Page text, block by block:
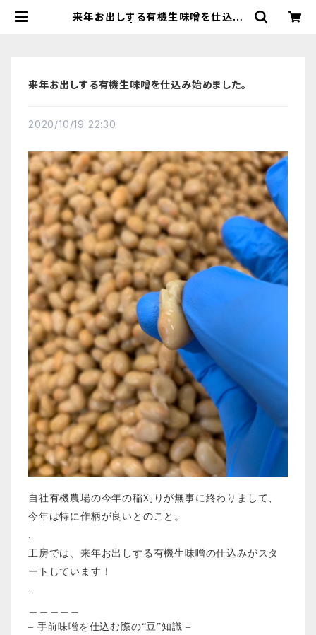
来年お出しする有機生味噌を仕込み
来年お出しする有機生味噌を仕込み始めました。
2020/10/19 22:30
自社有機農場の今年の稲刈りが無事に終わりまして、
今年は特に作柄が良いとのこと。
.
工房では、来年お出しする有機生味噌の仕込みがスタ
ートしています！
.
– 手前味噌を仕込む際の“豆”知識 –